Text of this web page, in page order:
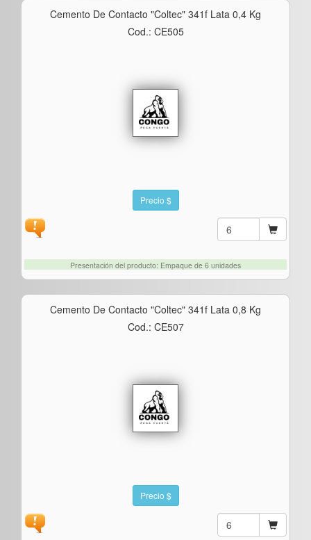
Cemento De Contacto "coltec" 341f Lata 0,4 Kg
Cod.: CE505
Precio $
Presentación del producto: Empaque de 6 unidades
Cemento De Contacto "coltec" 341f Lata 0,8 Kg
Cod.: CE507
Precio $